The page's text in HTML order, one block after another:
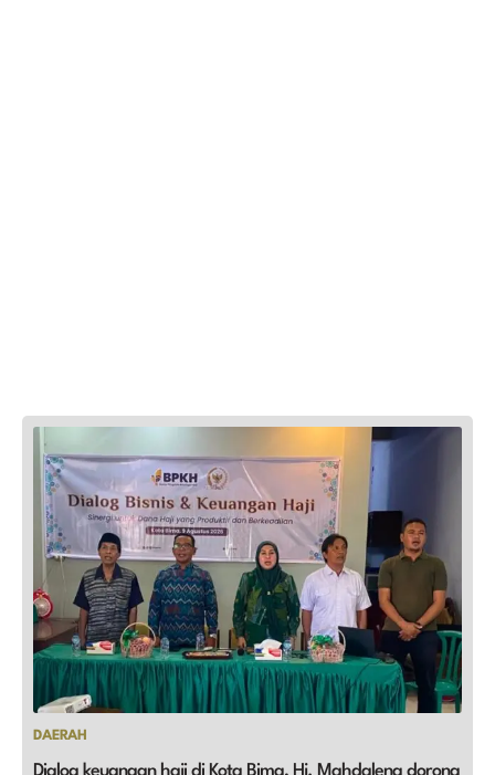
DAERAH
Dialog keuangan haji di Kota Bima, Hj. Mahdalena dorong